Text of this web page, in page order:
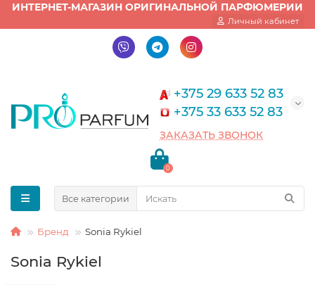
Личный кабинет
ИНТЕРНЕТ-МАГАЗИН ОРИГИНАЛЬНОЙ ПАРФЮМЕРИИ
+375 29 633 52 83
+375 33 633 52 83
ЗАКАЗАТЬ ЗВОНОК
0
Все категории
Бренд Sonia Rykiel
Sonia Rykiel